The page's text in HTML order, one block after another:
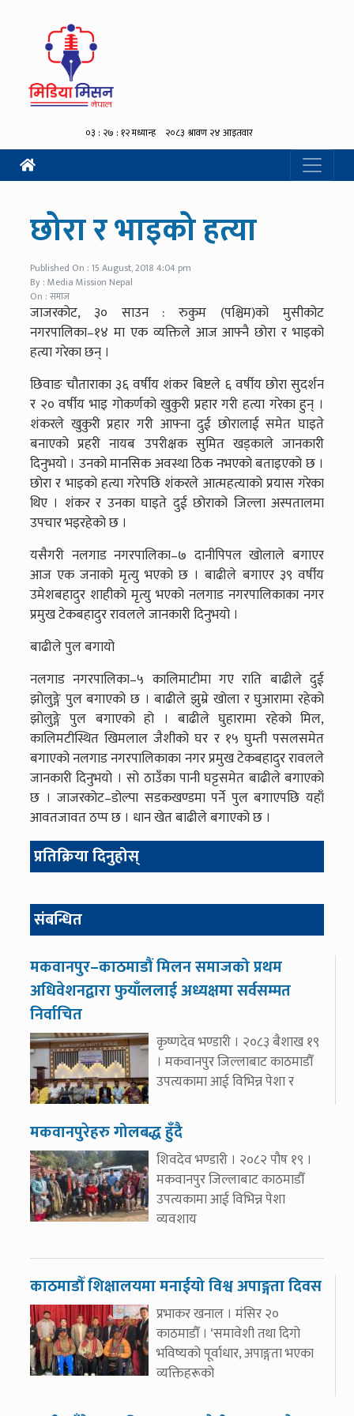
छोरा र भाइको हत्या
Published On : 15 August, 2018 4:04 pm
By : Media Mission Nepal
On : समाज
जाजरकोट, ३० साउन : रुकुम (पश्चिम)को मुसीकोट
नगरपालिका–१४ मा एक व्यक्तिले आज आफ्नै छोरा र भाइको
हत्या गरेका छन् ।
छिवाङ चौताराका ३६ वर्षीय शंकर बिष्टले ६ वर्षीय छोरा सुदर्शन
र २० वर्षीय भाइ गोकर्णको खुकुरी प्रहार गरी हत्या गरेका हुन् ।
शंकरले खुकुरी प्रहार गरी आफ्ना दुई छोरालाई समेत घाइते
बनाएको प्रहरी नायब उपरीक्षक सुमित खड्काले जानकारी
दिनुभयो । उनको मानसिक अवस्था ठिक नभएको बताइएको छ ।
छोरा र भाइको हत्या गरेपछि शंकरले आत्महत्याको प्रयास गरेका
थिए । शंकर र उनका घाइते दुई छोराको जिल्ला अस्पतालमा
उपचार भइरहेको छ ।
यसैगरी नलगाड नगरपालिका–७ दानीपिपल खोलाले बगाएर
आज एक जनाको मृत्यु भएको छ । बाढीले बगाएर ३९ वर्षीय
उमेशबहादुर शाहीको मृत्यु भएको नलगाड नगरपालिकाका नगर
प्रमुख टेकबहादुर रावलले जानकारी दिनुभयो ।
बाढीले पुल बगायो
नलगाड नगरपालिका–५ कालिमाटीमा गए राति बाढीले दुई
झोलुङ्गे पुल बगाएको छ । बाढीले झुम्रे खोला र घुआरामा रहेको
झोलुङ्गे पुल बगाएको हो । बाढीले घुहारामा रहेको मिल,
कालिमटीस्थित खिमलाल जैशीको घर र १५ घुम्ती पसलसमेत
बगाएको नलगाड नगरपालिकाका नगर प्रमुख टेकबहादुर रावलले
जानकारी दिनुभयो । सो ठाउँका पानी घट्टसमेत बाढीले बगाएको
छ । जाजरकोट–डोल्पा सडकखण्डमा पर्ने पुल बगाएपछि यहाँ
आवतजावत ठप्प छ । धान खेत बाढीले बगाएको छ ।
प्रतिक्रिया दिनुहोस्
संबन्धित
मकवानपुर–काठमाडौं मिलन समाजको प्रथम
अधिवेशनद्वारा फुयाँललाई अध्यक्षमा सर्वसम्मत
निर्वाचित
कृष्णदेव भण्डारी । २०८३ बैशाख १९
। मकवानपुर जिल्लाबाट काठमाडौँ
उपत्यकामा आई विभिन्न पेशा र
मकवानपुरेहरु गोलबद्ध हुँदै
शिवदेव भण्डारी । २०८२ पौष १९ ।
मकवानपुर जिल्लाबाट काठमाडौँ
उपत्यकामा आई विभिन्न पेशा
व्यवशाय
काठमाडौँ शिक्षालयमा मनाईयो विश्व अपाङ्गता दिवस
प्रभाकर खनाल । मंसिर २०
काठमाडौँ । ‘समावेशी तथा दिगो
भविष्यको पूर्वाधार, अपाङ्गता भएका
व्यक्तिहरूको